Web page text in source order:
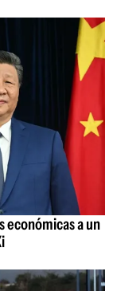
económicas a un